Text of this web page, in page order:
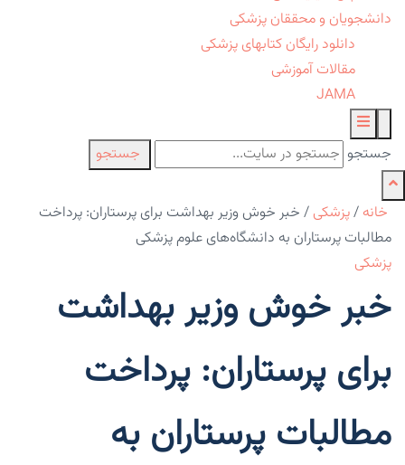
دانشجویان و محققان پزشکی
دانلود رایگان کتابهای پزشکی
مقالات آموزشی
JAMA
جستجو جستجو
خانه /پزشکی / خبر خوش وزیر بهداشت برای پرستاران: پرداخت
مطالبات پرستاران به دانشگاه‌های علوم پزشکی
پزشکی
خبر خوش وزیر بهداشت
برای پرستاران: پرداخت
مطالبات پرستاران به